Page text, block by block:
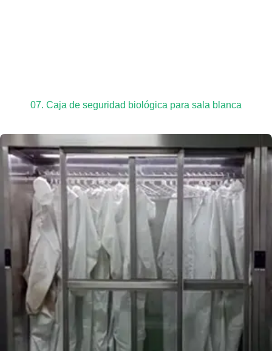
07. Caja de seguridad biológica para sala blanca